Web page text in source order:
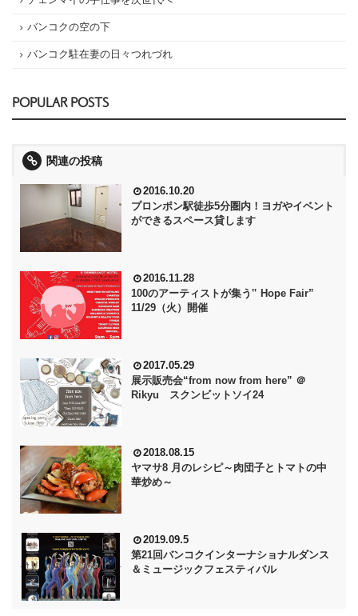
バンコクの空の下
バンコク駐在妻の日々つれづれ
POPULAR POSTS
関連の投稿
2016.10.20
プロンポン駅徒歩5分圏内！ヨガやイベント
ができるスペース貸します
2016.11.28
100のアーティストが集う‟ Hope Fair”
11/29（火）開催
2017.05.29
展示販売会“from now from here” ＠
Rikyu スクンビットソイ24
2018.08.15
ヤマサ8 月のレシピ～肉団子とトマトの中
華炒め～
2019.09.5
第21回バンコクインターナショナルダンス
＆ミュージックフェスティバル